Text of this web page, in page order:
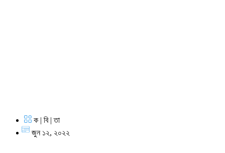
ক | বি | তা
জুন ১২, ২০২২